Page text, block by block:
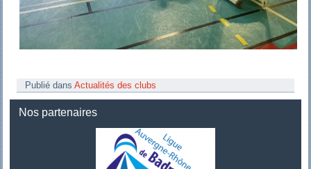
Publié dans Actualités des clubs
Nos partenaires